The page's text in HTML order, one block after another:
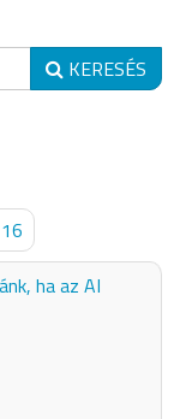
KERESÉS
16
ha az AI